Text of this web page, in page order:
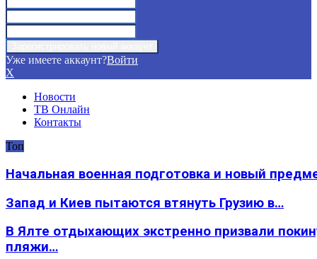
Уже имеете аккаунт?Войти
X
Новости
ТВ Онлайн
Контакты
Топ
Начальная военная подготовка и новый
Запад и Киев пытаются втянуть Грузию в…
В Ялте отдыхающих экстренно призвали
пляжи…